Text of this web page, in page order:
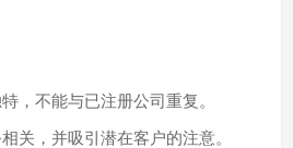
，不能与已注册公司重复。
关，并吸引潜在客户的注意。